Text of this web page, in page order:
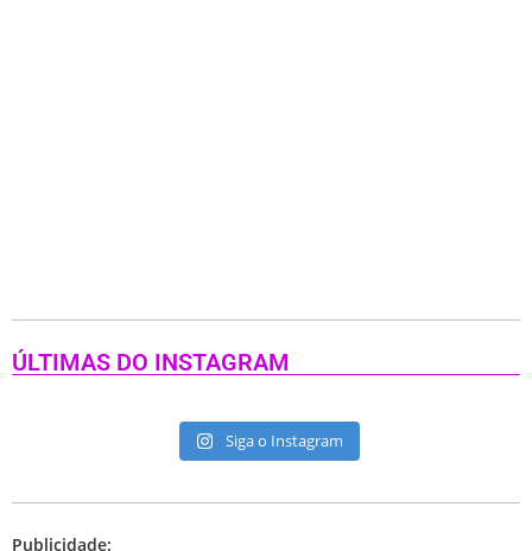
ÚLTIMAS DO INSTAGRAM
Siga o Instagram
Publicidade: